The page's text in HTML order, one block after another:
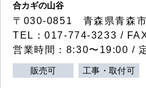
合カギの山谷
〒030-0851 青森県青森
TEL：017-774-3233 /
営業時間：8:30〜19:00 /
販売可 工事・取付可